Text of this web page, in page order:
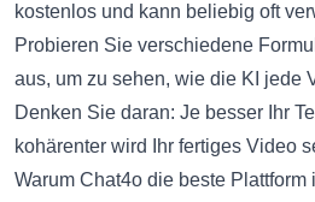
kostenlos und kann beliebig oft
Probieren Sie verschiedene
aus, um zu sehen, wie die KI jede
Denken Sie daran: Je besser Ihr
kohärenter wird Ihr fertiges Video
Warum Chat4o die beste